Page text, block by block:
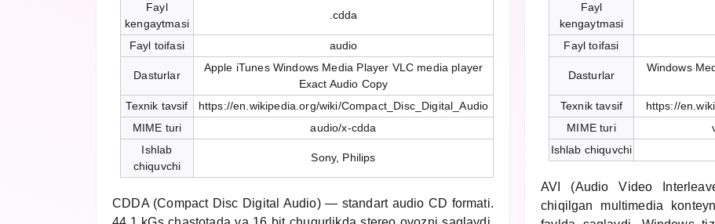
Fayl
kengaytmasi
.cdda
Fayl toifasi audio
Dasturlar
Apple iTunes Windows Media Player VLC media player
Exact Audio Copy
Texnik tavsif
https://en.wikipedia.org/wiki/Compact_Disc_Digital_Audio
MIME turi
audio/x-cdda
Ishlab
chiquvchi
Sony, Philips
CDDA (Compact Disc Digital Audio) — standart audio CD formati.
Fayl
kengaytmasi
Fayl toifasi
Dasturlar
Windows
Texnik tavsif
https://
MIME turi
Ishlab chiquvchi
AVI (Audio Video
chiqilgan multimedia